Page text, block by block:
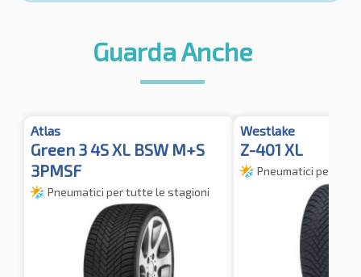
Guarda Anche
Atlas
Green 3 4S XL BSW M+S
3PMSF
Pneumatici per tutte le stagioni
Westlake
Z-401 XL
Pneumatici per